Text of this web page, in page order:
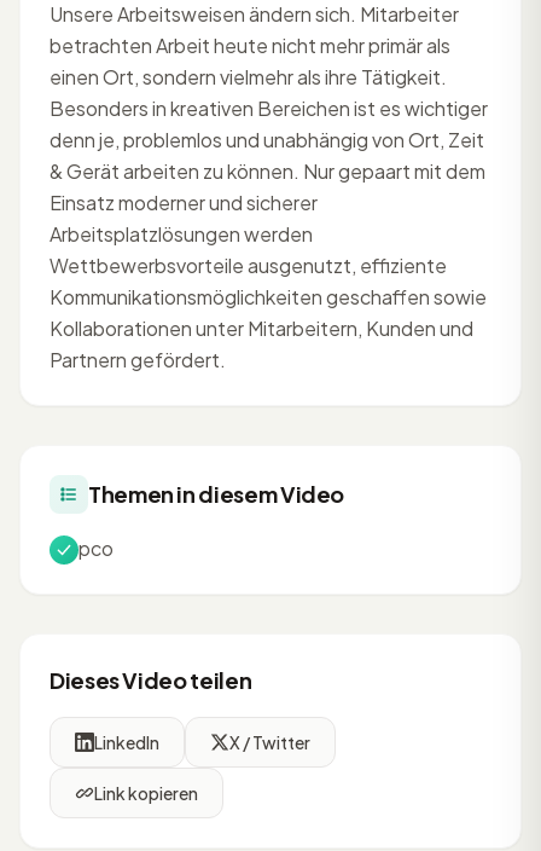
Unsere Arbeitsweisen ändern sich. Mitarbeiter
betrachten Arbeit heute nicht mehr primär als
einen Ort, sondern vielmehr als ihre Tätigkeit.
Besonders in kreativen Bereichen ist es wichtiger
denn je, problemlos und unabhängig von Ort, Zeit
& Gerät arbeiten zu können. Nur gepaart mit dem
Einsatz moderner und sicherer
Arbeitsplatzlösungen werden
Wettbewerbsvorteile ausgenutzt, effiziente
Kommunikationsmöglichkeiten geschaffen sowie
Kollaborationen unter Mitarbeitern, Kunden und
Partnern gefördert.
Themen in diesem Video
pco
Dieses Video teilen
LinkedIn X / Twitter
Link kopieren